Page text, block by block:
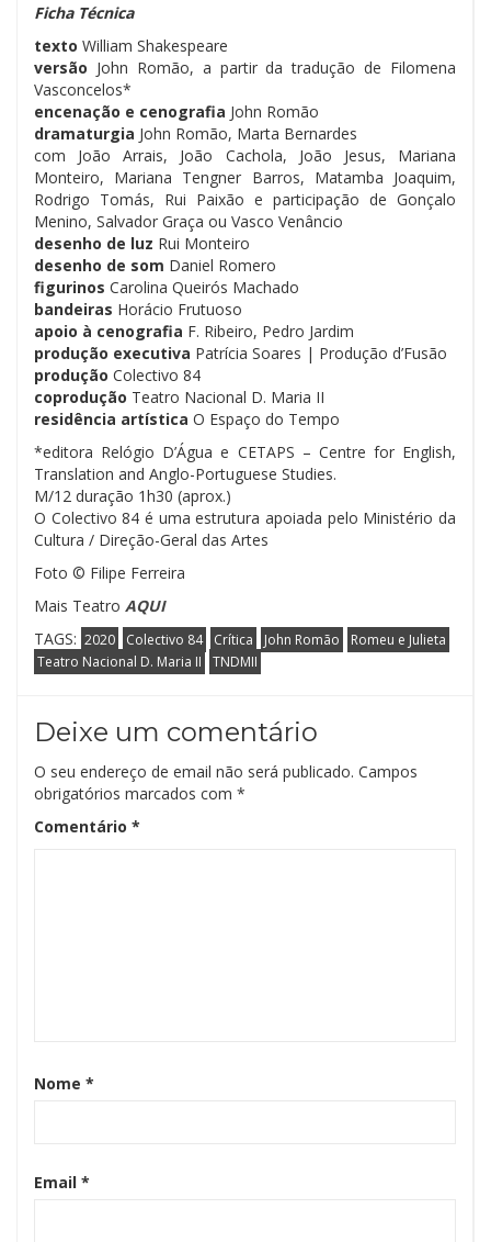
Ficha Técnica
texto William Shakespeare
versão John Romão, a partir da tradução de Filomena
Vasconcelos*
encenação e cenografia John Romão
dramaturgia John Romão, Marta Bernardes
com João Arrais, João Cachola, João Jesus, Mariana
Monteiro, Mariana Tengner Barros, Matamba Joaquim,
Rodrigo Tomás, Rui Paixão e participação de Gonçalo
Menino, Salvador Graça ou Vasco Venâncio
desenho de luz Rui Monteiro
desenho de som Daniel Romero
figurinos Carolina Queirós Machado
bandeiras Horácio Frutuoso
apoio à cenografia F. Ribeiro, Pedro Jardim
produção executiva Patrícia Soares | Produção d’Fusão
produção Colectivo 84
coprodução Teatro Nacional D. Maria II
residência artística O Espaço do Tempo
*editora Relógio D’Água e CETAPS – Centre for English,
Translation and Anglo-Portuguese Studies.
M/12 duração 1h30 (aprox.)
O Colectivo 84 é uma estrutura apoiada pelo Ministério da
Cultura / Direção-Geral das Artes
Foto © Filipe Ferreira
Mais Teatro AQUI
TAGS: 2020 Colectivo 84 Crítica John Romão
Romeu e Julieta
Teatro Nacional D. Maria II
TNDMII
Deixe um comentário
O seu endereço de email não será publicado. Campos
obrigatórios marcados com *
Comentário *
Nome *
Email *